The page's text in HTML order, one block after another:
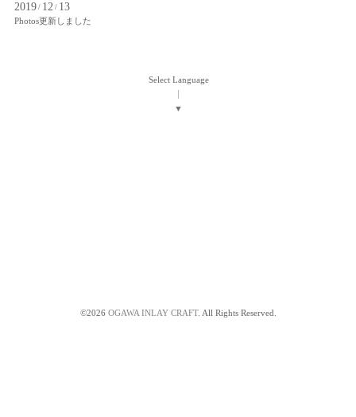
2019 / 12 / 13
Photos更新しました
Select Language
▼
©2026 OGAWA INLAY CRAFT. All Rights Reserved.